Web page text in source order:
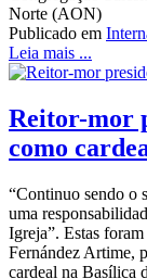
Norte (AON)
Publicado em
Leia mais ...
Reitor-mor
como
“Continuo sendo o
uma
Igreja”. Estas
Fernández Artime,
cardeal na Basílica